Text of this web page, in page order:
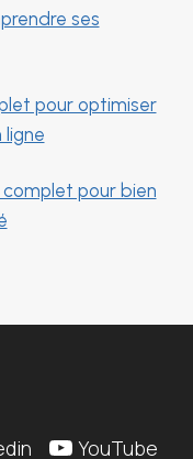
ses
pour optimiser
pour bien
YouTube